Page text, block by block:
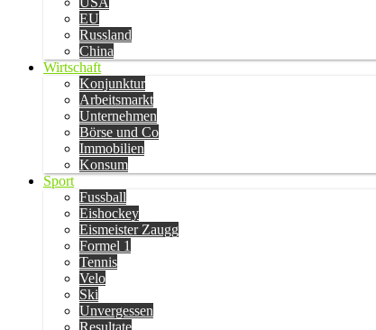
EU
Russland
China
Wirtschaft
Konjunktur
Arbeitsmarkt
Unternehmen
Börse und Co
Immobilien
Konsum
Sport
Fussball
Eishockey
Eismeister Zaugg
Formel 1
Tennis
Velo
Ski
Unvergessen
Resultate